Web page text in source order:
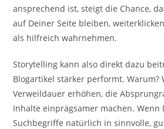
ansprechend ist, steigt die Chance,
auf Deiner Seite bleiben,
als hilfreich wahrnehmen.
Storytelling kann also direkt dazu
Blogartikel stärker performt. Warum?
Verweildauer erhöhen, die
Inhalte einprägsamer machen. Wenn
Suchbegriffe natürlich in sinnvolle,